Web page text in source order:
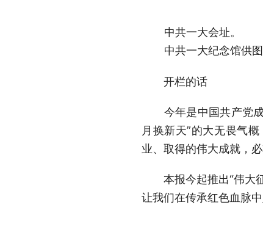
中共一大会址。
中共一大纪念馆供图
开栏的话
今年是中国共产党成
月换新天”的大无畏气
业、取得的伟大成就，
本报今起推出“伟大征
让我们在传承红色血脉